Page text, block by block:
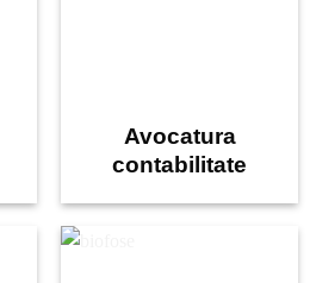
Avocatura
contabilitate